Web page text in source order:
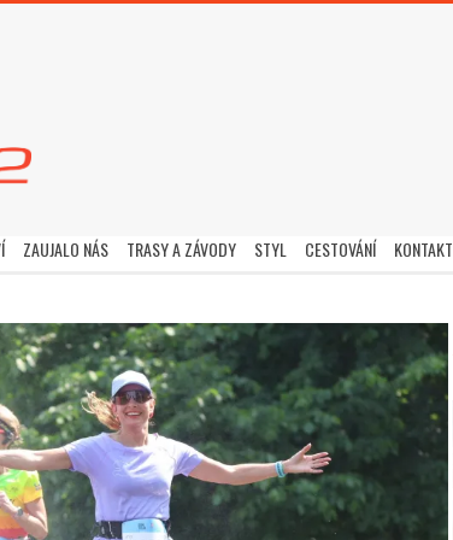
ZAUJALO NÁS TRASY A ZÁVODY STYL CESTOVÁNÍ KONTAKT